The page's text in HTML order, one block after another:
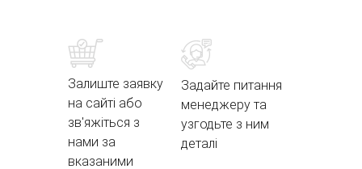
Залиште заявку
на сайті або
зв'яжіться з
нами за
вказаними
Задайте питання
менеджеру та
узгодьте з ним
деталі